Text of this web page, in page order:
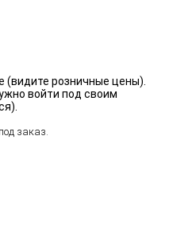
(видите розничные цены).
войти под своим
заказ.